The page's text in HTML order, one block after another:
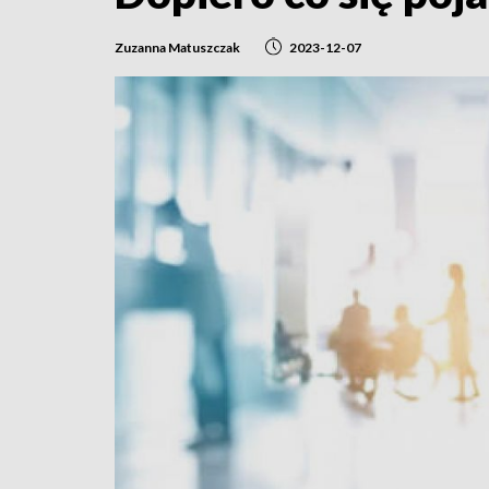
Zuzanna Matuszczak 2023-12-07